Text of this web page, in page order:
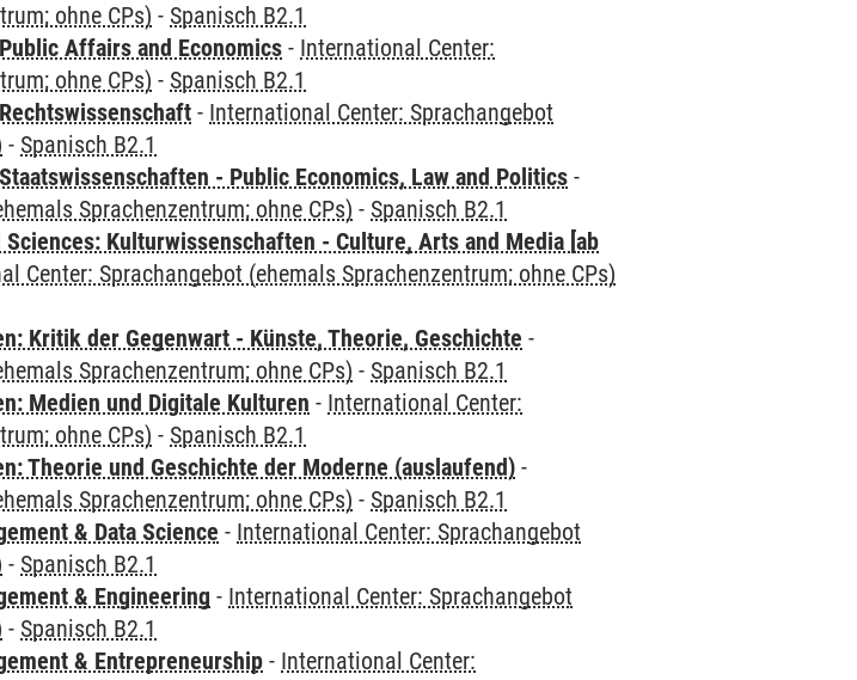
ohne CPs) - Spanisch B2.1
Affairs and Economics - International Center:
ohne CPs) - Spanisch B2.1
- International Center: Sprachangebot
- Spanisch B2.1
- Public Economics, Law and Politics -
Sprachenzentrum; ohne CPs) - Spanisch B2.1
Kulturwissenschaften - Culture, Arts and Media [ab
Center: Sprachangebot (ehemals Sprachenzentrum; ohne CPs)
Kritik der Gegenwart - Künste, Theorie, Geschichte -
Sprachenzentrum; ohne CPs) - Spanisch B2.1
Medien und Digitale Kulturen - International Center:
ohne CPs) - Spanisch B2.1
Theorie und Geschichte der Moderne (auslaufend) -
Sprachenzentrum; ohne CPs) - Spanisch B2.1
& Data Science - International Center: Sprachangebot
- Spanisch B2.1
& Engineering - International Center: Sprachangebot
- Spanisch B2.1
& Entrepreneurship - International Center: